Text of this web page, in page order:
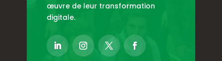
œuvre de leur transformation
digitale.